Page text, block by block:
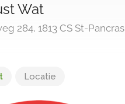
Wat
284, 1813 CS St-Pancras
Locatie